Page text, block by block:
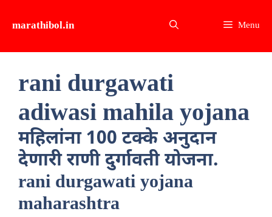
content
marathibol.in Menu
rani durgawati
adiwasi mahila yojana
महिलांना 100 टक्के अनुदान
देणारी राणी दुर्गावती योजना.
rani durgawati yojana
maharashtra